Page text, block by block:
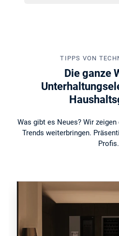
TIPPS VON
Die ganze
Was gibt es Neues? Wir
Trends weiterbringen.
Profis.